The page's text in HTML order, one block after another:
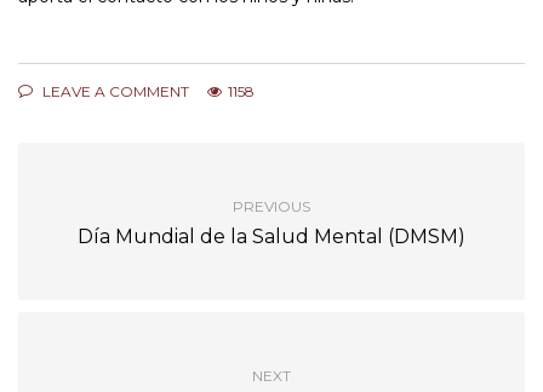
LEAVE A COMMENT 1158
PREVIOUS
Día Mundial de la Salud Mental (DMSM)
NEXT